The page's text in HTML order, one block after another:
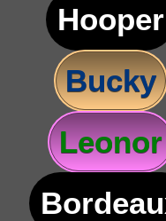
Hooper
Bucky
Leonor